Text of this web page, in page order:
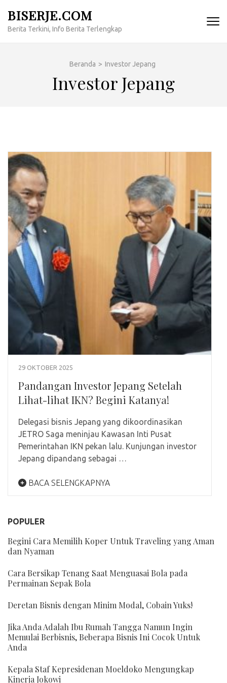
konten
BISERJE.COM
Berita Terkini, Info Berita Terlengkap
Beranda > Investor Jepang
Investor Jepang
29 OKTOBER 2025
Pandangan Investor Jepang Setelah
Lihat-lihat IKN? Begini Katanya!
Delegasi bisnis Jepang yang dikoordinasikan
JETRO Saga meninjau Kawasan Inti Pusat
Pemerintahan IKN pekan lalu. Kunjungan investor
Jepang dipandang sebagai …
BACA SELENGKAPNYA
POPULER
Begini Cara Memilih Koper Untuk Traveling yang Aman
dan Nyaman
Cara Bersikap Tenang Saat Menguasai Bola pada
Permainan Sepak Bola
Deretan Bisnis dengan Minim Modal, Cobain Yuks!
Jika Anda Adalah Ibu Rumah Tangga Namun Ingin
Memulai Berbisnis, Beberapa Bisnis Ini Cocok Untuk
Anda
Kepala Staf Kepresidenan Moeldoko Mengungkap
Kinerja Jokowi